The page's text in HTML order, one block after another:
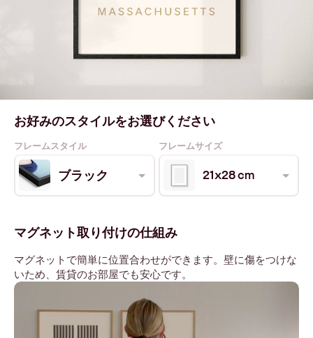
お好みのスタイルをお選びください
フレームスタイル フレームサイズ
ブラック 21x28 cm
マグネット取り付けの仕組み
マグネットで簡単に位置合わせができます。壁に傷をつけな
いため、賃貸のお部屋でも安心です。